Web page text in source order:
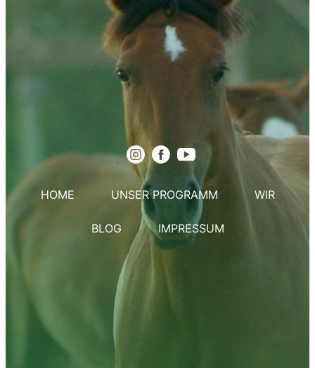
HOME UNSER PROGRAMM WIR
BLOG IMPRESSUM